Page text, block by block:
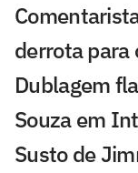
derrota para
Dublagem
Souza em
Susto de